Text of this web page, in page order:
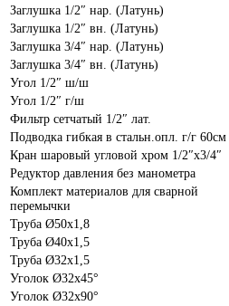
Заглушка 1/2″ нар. (Латунь)
Заглушка 1/2″ вн. (Латунь)
Заглушка 3/4″ нар. (Латунь)
Заглушка 3/4″ вн. (Латунь)
Угол 1/2″ ш/ш
Угол 1/2″ г/ш
Фильтр сетчатый 1/2″ лат.
Подводка гибкая в стальн.опл. г/г 60см
Кран шаровый угловой хром 1/2″х3/4″
Редуктор давления без манометра
Комплект материалов для сварной
перемычки
Труба Ø50х1,8
Труба Ø40х1,5
Труба Ø32х1,5
Уголок Ø32х45°
Уголок Ø32х90°